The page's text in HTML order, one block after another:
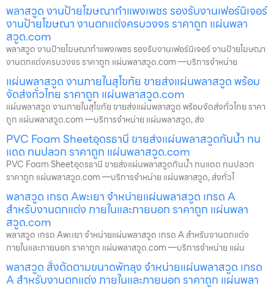
พลาสวูด งานป้ายโฆษณากำแพงเพชร รองรับงานเฟอร์นิเจอร์
งานป้ายโฆษณา งานตกแต่งครบวงจร ราคาถูก แผ่นพลา
สวูด.com
พลาสวูด งานป้ายโฆษณากำแพงเพชร รองรับงานเฟอร์นิเจอร์ งานป้ายโฆษณา
งานตกแต่งครบวงจร ราคาถูก แผ่นพลาสวูด.com —บริการจำหน่าย
แผ่นพลาสวูด งานภายในสุโขทัย ขายส่งแผ่นพลาสวูด พร้อม
จัดส่งทั่วไทย ราคาถูก แผ่นพลาสวูด.com
แผ่นพลาสวูด งานภายในสุโขทัย ขายส่งแผ่นพลาสวูด พร้อมจัดส่งทั่วไทย ราคา
ถูก แผ่นพลาสวูด.com —บริการจำหน่าย แผ่นพลาสวูด, ส่ง
PVC Foam Sheetอุดรธานี ขายส่งแผ่นพลาสวูดกันน้ำ ทน
แดด ทนปลวก ราคาถูก แผ่นพลาสวูด.com
PVC Foam Sheetอุดรธานี ขายส่งแผ่นพลาสวูดกันน้ำ ทนแดด ทนปลวก
ราคาถูก แผ่นพลาสวูด.com —บริการจำหน่าย แผ่นพลาสวูด, ส่งทั่วไ
พลาสวูด เกรด Aพะเยา จำหน่ายแผ่นพลาสวูด เกรด A
สำหรับงานตกแต่ง ภายในและภายนอก ราคาถูก แผ่นพลา
สวูด.com
พลาสวูด เกรด Aพะเยา จำหน่ายแผ่นพลาสวูด เกรด A สำหรับงานตกแต่ง
ภายในและภายนอก ราคาถูก แผ่นพลาสวูด.com —บริการจำหน่าย แผ่น
พลาสวูด สั่งตัดตามขนาดพัทลุง จำหน่ายแผ่นพลาสวูด เกรด
A สำหรับงานตกแต่ง ภายในและภายนอก ราคาถูก แผ่นพลา